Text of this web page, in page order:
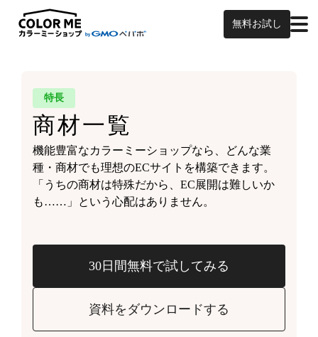
無料お試し
特長
商材一覧
機能豊富なカラーミーショップなら、どんな業
種・商材でも理想のECサイトを構築できます。
「うちの商材は特殊だから、EC展開は難しいか
も……」という心配はありません。
30日間無料で試してみる
資料をダウンロードする